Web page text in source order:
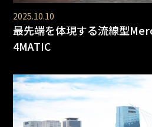
2025.10.10
最先端を体現する流線型
4MATIC